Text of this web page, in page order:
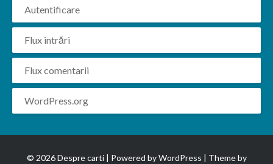
Autentificare
Flux intrări
Flux comentarii
WordPress.org
© 2026 Despre carti | Powered byWordPress | Theme by